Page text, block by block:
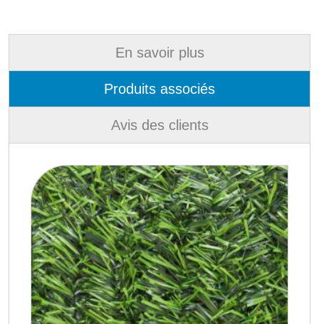
En savoir plus
Produits associés
Avis des clients